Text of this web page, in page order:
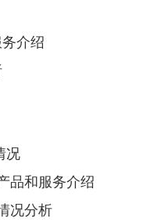
介绍
况
品和服务介绍
况分析